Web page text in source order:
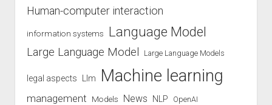
Human-computer interaction
information systems Language Model
Large Language Model Large Language Models
legal aspects Llm Machine learning
management Models News NLP OpenAI